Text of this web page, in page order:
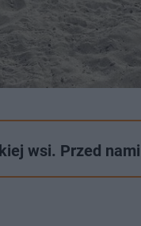
wsi. Przed